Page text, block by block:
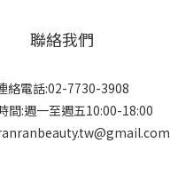
聯絡我們
絡電話:02-7730-3908
間:週一至週五10:00-18:00